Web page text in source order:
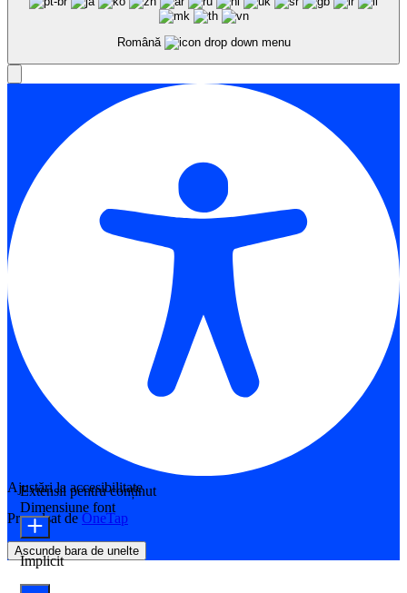
Română
Ajustări la accesibilitate
Propulsat de OneTap
Ascunde bara de unelte
Extensii pentru conținut
Dimensiune font
Implicit